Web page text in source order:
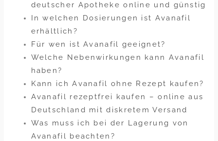
deutscher Apotheke online und günstig
In welchen Dosierungen ist Avanafil
erhältlich?
Für wen ist Avanafil geeignet?
Welche Nebenwirkungen kann Avanafil
haben?
Kann ich Avanafil ohne Rezept kaufen?
Avanafil rezeptfrei kaufen – online aus
Deutschland mit diskretem Versand
Was muss ich bei der Lagerung von
Avanafil beachten?